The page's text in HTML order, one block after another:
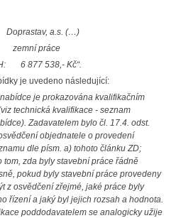
a.s. (…)
práce
6 877 538,- Kč“.
je uvedeno následující:
je prokazována kvalifikačním
technická kvalifikace - seznam
Zadavatelem bylo čl. 17.4. odst.
objednatele o provedení
dle písm. a) tohoto článku ZD;
zda byly stavební práce řádně
pokud byly stavební práce provedeny
z osvědčení zřejmé, jaké práce byly
řízení a jaký byl jejich rozsah a hodnota.
poddodavatelem se analogicky užije